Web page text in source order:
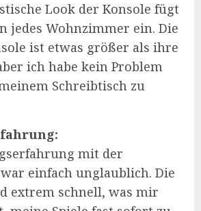
Look der Konsole fügt
jedes Wohnzimmer ein. Die
ist etwas größer als ihre
ich habe kein Problem
Schreibtisch zu
mit der
war einfach unglaublich. Die
extrem schnell, was mir